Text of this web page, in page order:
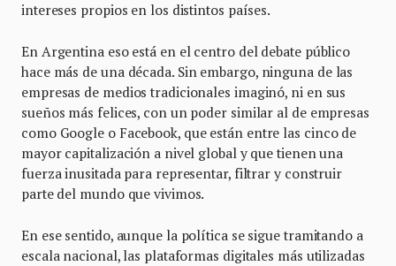
intereses propios en los distintos países.
En Argentina eso está en el centro del debate público
hace más de una década. Sin embargo, ninguna de las
empresas de medios tradicionales imaginó, ni en sus
sueños más felices, con un poder similar al de empresas
como Google o Facebook, que están entre las cinco de
mayor capitalización a nivel global y que tienen una
fuerza inusitada para representar, filtrar y construir
parte del mundo que vivimos.
En ese sentido, aunque la política se sigue tramitando a
escala nacional, las plataformas digitales más utilizadas